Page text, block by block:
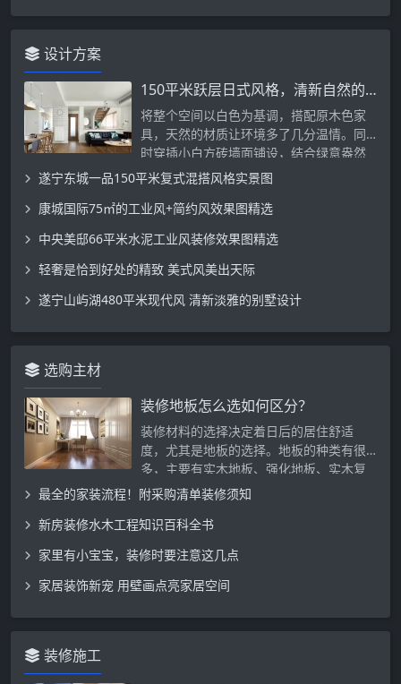
设计方案
150平米跃层日式风格，清新自然的原木色！
将整个空间以白色为基调，搭配原木色家
具，天然的材质让环境多了几分温情。同
时穿插小白方砖墙面铺设，结合绿意盎然
的…
遂宁东城一品150平米复式混搭风格实景图
康城国际75㎡的工业风+简约风效果图精选
中央美邸66平米水泥工业风装修效果图精选
轻奢是恰到好处的精致 美式风美出天际
遂宁山屿湖480平米现代风 清新淡雅的别墅设计
选购主材
装修地板怎么选如何区分？
装修材料的选择决定着日后的居住舒适
度，尤其是地板的选择。地板的种类有很
多，主要有实木地板、强化地板、实木复
合…
最全的家装流程！附采购清单装修须知
新房装修水木工程知识百科全书
家里有小宝宝，装修时要注意这几点
家居装饰新宠 用壁画点亮家居空间
装修施工